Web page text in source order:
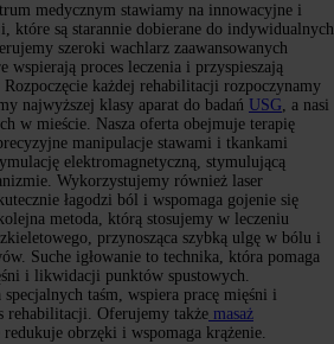
medycznym stawiamy na innowacyjne i
które są starannie dobierane do indywidualnych
szeroki wachlarz zaawansowanych
wspierają proces leczenia i przyspieszają
każdej rehabilitacji rozpoczynamy
najwyższej klasy aparat do badań USG, a nasi
w mieście. Nasza oferta obejmuje terapię
manipulacje stawami i tkankami
elektromagnetyczną, stymulującą
Wykorzystujemy również laser
łagodzi ból i wspomaga gojenie się
metoda, którą stosujemy w leczeniu
przynosząca szybką ulgę w bólu i
Suche igłowanie to technika, która pomaga
i likwidacji punktów spustowych.
taśm, wspiera pracę mięśni i
rehabilitacji. Oferujemy także masaż
obrzęki i wspomaga krążenie.